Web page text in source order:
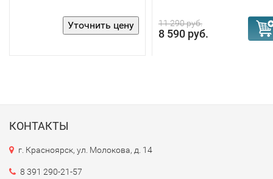
11 290 руб.
8 590 руб.
КОНТАКТЫ
г. Красноярск, ул. Молокова, д. 14
8 391 290-21-57